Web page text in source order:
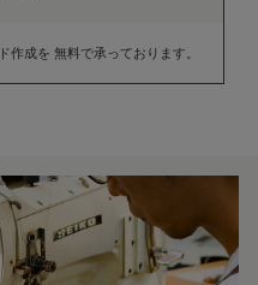
作成を 無料で承っております。